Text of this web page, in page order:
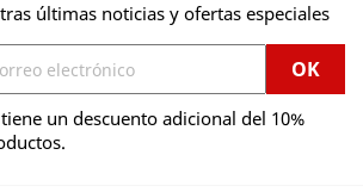
últimas noticias y ofertas especiales
un descuento adicional del 10%